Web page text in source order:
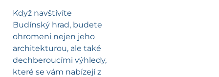
Když navštívíte
Budínský hrad, budete
ohromeni nejen jeho
architekturou, ale také
dechberoucími výhledy,
které se vám nabízejí z